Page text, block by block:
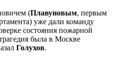
(Плавуновым, первым
уже дали команду
состояния пожарной
была в Москве
Голухов.